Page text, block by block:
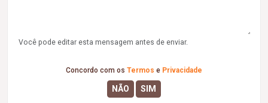
Você pode editar esta mensagem antes de enviar.
Concordo com os Termos e Privacidade